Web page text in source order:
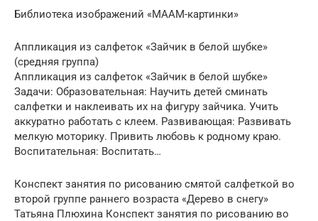
Библиотека изображений «МААМ-картинки»
Аппликация из салфеток «Зайчик в белой шубке»
(средняя группа)
Аппликация из салфеток «Зайчик в белой шубке»
Задачи: Образовательная: Научить детей сминать
салфетки и наклеивать их на фигуру зайчика. Учить
аккуратно работать с клеем. Развивающая: Развивать
мелкую моторику. Привить любовь к родному краю.
Воспитательная: Воспитать…
Конспект занятия по рисованию смятой салфеткой во
второй группе раннего возраста «Дерево в снегу»
Татьяна Плюхина Конспект занятия по рисованию во